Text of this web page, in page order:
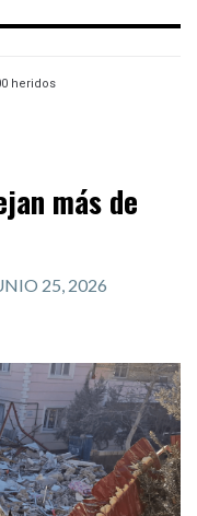
heridos
más de
25, 2026